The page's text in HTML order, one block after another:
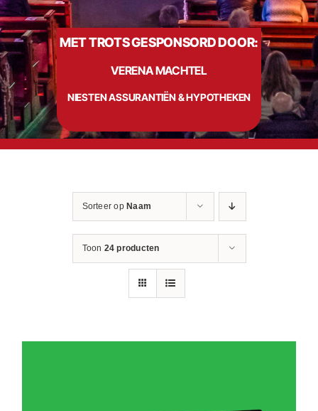
MET TROTS GESPONSORD DOOR:
VERENA MACHTEL
NIESTEN ASSURANTIËN & HYPOTHEKEN
Info
Contact
Sorteer opNaam
Toon 24 producten